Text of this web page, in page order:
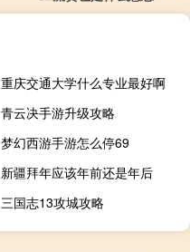
重庆交通大学什么专业最好啊
青云决手游升级攻略
梦幻西游手游怎么停69
新疆拜年应该年前还是年后
三国志13攻城攻略